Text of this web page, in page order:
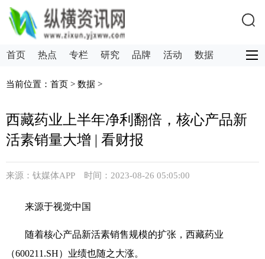
首页 热点 专栏 研究 品牌 活动 数据
当前位置： 首页 > 数据 >
西藏药业上半年净利翻倍，核心产品新
活素销量大增 | 看财报
来源：钛媒体APP 时间：2023-08-26 05:05:00
来源于视觉中国
随着核心产品新活素销售规模的扩张，西藏药业
（600211.SH）业绩也随之大涨。